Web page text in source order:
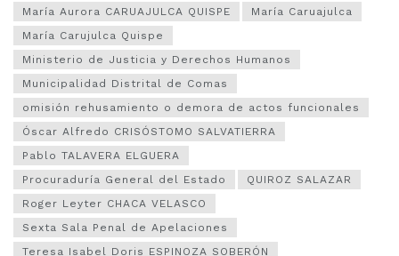
María Aurora CARUAJULCA QUISPE
María Caruajulca
María Carujulca Quispe
Ministerio de Justicia y Derechos Humanos
Municipalidad Distrital de Comas
omisión rehusamiento o demora de actos funcionales
Óscar Alfredo CRISÓSTOMO SALVATIERRA
Pablo TALAVERA ELGUERA
Procuraduría General del Estado
QUIROZ SALAZAR
Roger Leyter CHACA VELASCO
Sexta Sala Penal de Apelaciones
Teresa Isabel Doris ESPINOZA SOBERÓN